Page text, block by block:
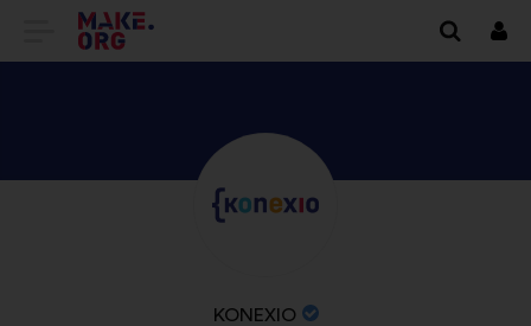
DOTIES
MAKE.ORG
SĀKUMLAPUAPSKATIET
ORGANIZĀCIJAS
KONEXIO
Biogrāfija: